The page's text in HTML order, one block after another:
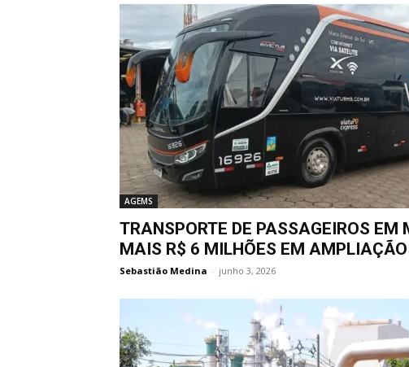
AGEMS
TRANSPORTE DE PASSAGEIROS EM
MAIS R$ 6 MILHÕES EM
Sebastião Medina - junho 3, 2026